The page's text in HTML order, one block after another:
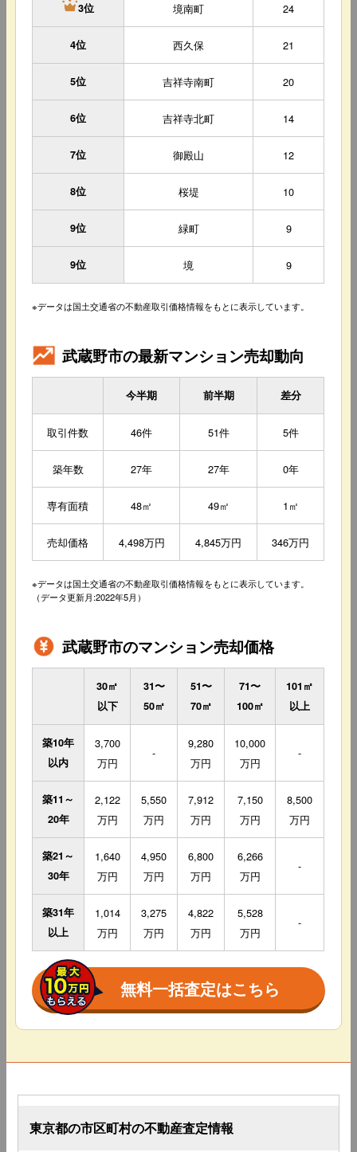
3位 境南町 24
4位 西久保 21
5位 吉祥寺南町 20
6位 吉祥寺北町 14
7位 御殿山 12
8位 桜堤 10
9位 緑町 9
9位 境 9
※データは国土交通省の不動産取引価格情報をもとに表示しています。
武蔵野市の最新マンション売却動向
今半期 前半期 差分
取引件数 46件 51件 5件
築年数 27年 27年 0年
専有面積 48㎡ 49㎡ 1㎡
売却価格 4,498万円 4,845万円 346万円
※データは国土交通省の不動産取引価格情報をもとに表示しています。
（データ更新月:2022年5月）
武蔵野市のマンション売却価格
30㎡
以下
31〜
50㎡
51〜
70㎡
71〜
100㎡
101㎡
以上
築10年
以内
3,700
万円
-
9,280
万円
10,000
万円
-
築11～
20年
2,122
万円
5,550
万円
7,912
万円
7,150
万円
8,500
万円
築21～
30年
1,640
万円
4,950
万円
6,800
万円
6,266
万円
-
築31年
以上
1,014
万円
3,275
万円
4,822
万円
5,528
万円
-
無料一括査定はこちら
東京都の市区町村の不動産査定情報